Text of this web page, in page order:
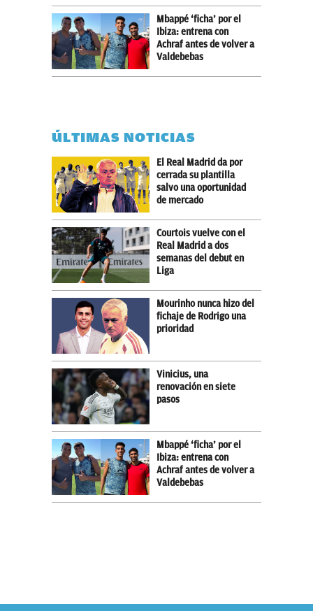
Mbappé ‘ficha’ por el
Ibiza: entrena con
Achraf antes de volver a
Valdebebas
ÚLTIMAS NOTICIAS
El Real Madrid da por
cerrada su plantilla
salvo una oportunidad
de mercado
Courtois vuelve con el
Real Madrid a dos
semanas del debut en
Liga
Mourinho nunca hizo del
fichaje de Rodrigo una
prioridad
Vinicius, una
renovación en siete
pasos
Mbappé ‘ficha’ por el
Ibiza: entrena con
Achraf antes de volver a
Valdebebas